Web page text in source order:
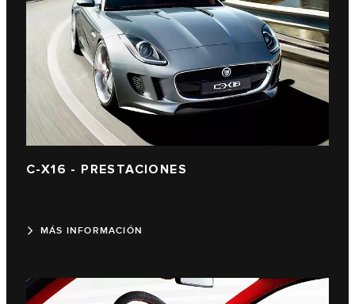
C-X16 - PRESTACIONES
MÁS INFORMACIÓN